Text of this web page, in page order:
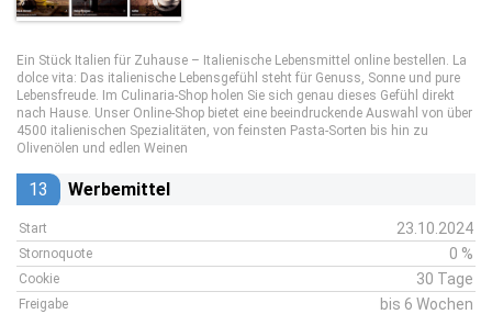
Ein Stück Italien für Zuhause – Italienische Lebensmittel online bestellen. La
dolce vita: Das italienische Lebensgefühl steht für Genuss, Sonne und pure
Lebensfreude. Im Culinaria-Shop holen Sie sich genau dieses Gefühl direkt
nach Hause. Unser Online-Shop bietet eine beeindruckende Auswahl von über
4500 italienischen Spezialitäten, von feinsten Pasta-Sorten bis hin zu
Olivenölen und edlen Weinen
13 Werbemittel
Start 23.10.2024
Stornoquote 0 %
Cookie 30 Tage
Freigabe bis 6 Wochen